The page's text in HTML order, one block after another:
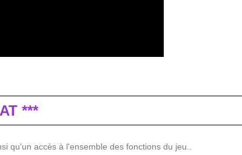
***
qu'un accès à l'ensemble des fonctions du jeu..